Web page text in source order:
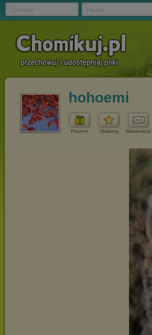
hohoemi
Prezent Ulubiony Wiadomość